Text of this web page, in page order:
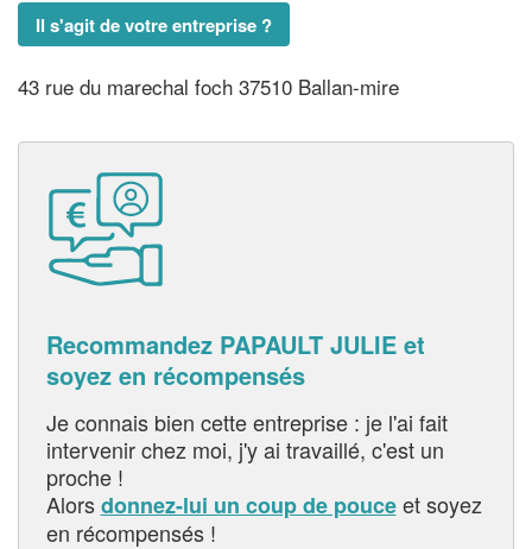
Il s'agit de votre entreprise ?
43 rue du marechal foch 37510 Ballan-mire
Recommandez PAPAULT JULIE et
soyez en récompensés
Je connais bien cette entreprise : je l'ai fait
intervenir chez moi, j'y ai travaillé, c'est un
proche !
Alorsdonnez-lui un coup de pouceet soyez
en récompensés !